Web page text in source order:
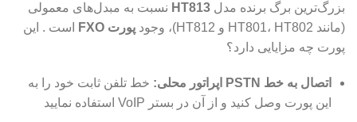
بزرگ‌ترین برگ برنده مدل HT813 نسبت به مبدل‌های معمولی
(مانند HT801، HT802 و HT812)، وجود
پورت FXO
است . این
پورت چه مزایایی دارد؟
اتصال به خط PSTN اپراتور محلی:
خط تلفن ثابت خود را به
این پورت وصل کنید و از آن در بستر VoIP استفاده نمایید